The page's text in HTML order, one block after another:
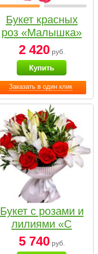
Заказать в один клик
Букет красных
роз «Малышка»
2 420руб.
Купить
Букет с розами и
лилиями «С
наилучшими
пожеланиями»
5 740руб.